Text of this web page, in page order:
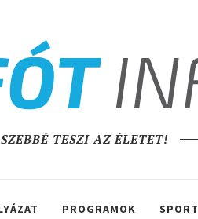
SZEBBÉ TESZI AZ ÉLETET!
PROGRAMOK SPORT